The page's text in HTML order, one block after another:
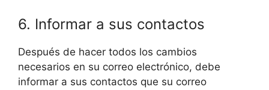
6. Informar a sus contactos
Después de hacer todos los cambios
necesarios en su correo electrónico, debe
informar a sus contactos que su correo